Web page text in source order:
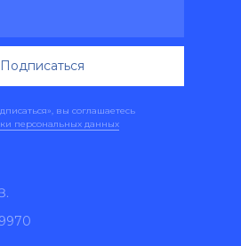
вы соглашаетесь
персональных данных
Подписаться